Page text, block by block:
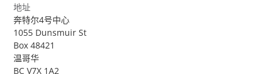
地址
奔特尔4号中心
1055 Dunsmuir St
Box 48421
温哥华
BC V7X 1A2